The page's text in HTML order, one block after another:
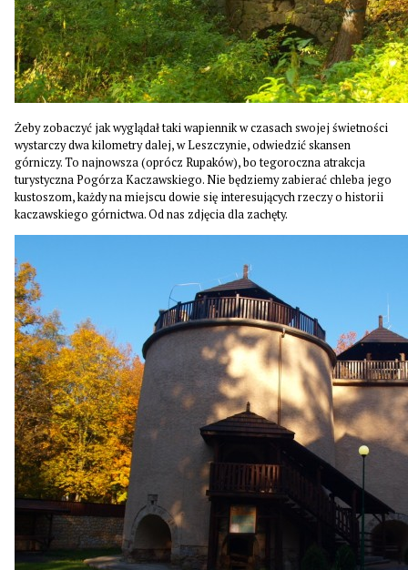
Żeby zobaczyć jak wyglądał taki wapiennik w czasach swojej świetności
wystarczy dwa kilometry dalej, w Leszczynie, odwiedzić skansen
górniczy. To najnowsza (oprócz Rupaków), bo tegoroczna atrakcja
turystyczna Pogórza Kaczawskiego. Nie będziemy zabierać chleba jego
kustoszom, każdy na miejscu dowie się interesujących rzeczy o historii
kaczawskiego górnictwa. Od nas zdjęcia dla zachęty.